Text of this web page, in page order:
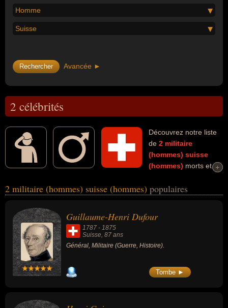
Homme
Suisse
Avancée ►
2 célébrités
Découvrez notre liste
de 2 militaire
(hommes) suisse
(hommes) morts et
Guisan... Ces personnalités (de sexe masculin) peuvent avoir des
célébrités peuvent également avoir été général ou commandant.
+
+
2 militaire (hommes) suisse (hommes) populaires
Guillaume-Henri Dufour
1787 - 1875
Suisse, 87 ans
Général, Militaire (Guerre, Histoire).
Tombe ►